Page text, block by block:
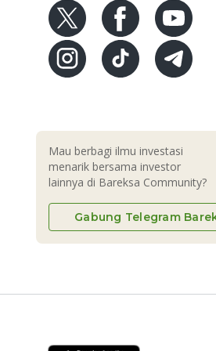
Mau berbagi ilmu investasi
menarik bersama investor
lainnya di Bareksa Community?
Gabung Telegram